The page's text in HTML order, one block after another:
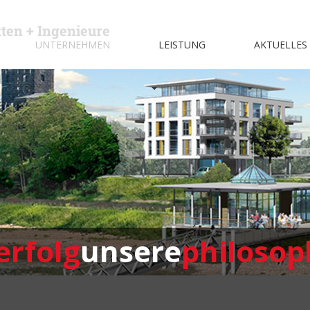
+ Ingenieure
UNTERNEHMEN LEISTUNG AKTUELLES
unsere